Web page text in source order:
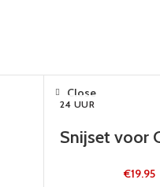
24 UUR
Close
Snijset voor
€19.95